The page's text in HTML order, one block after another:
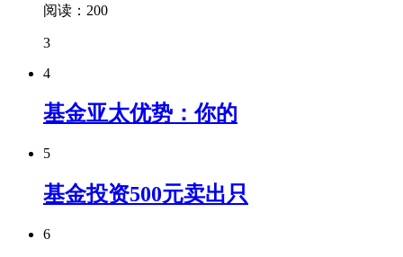
阅读：200
3
4
基金亚太优势：你的
5
基金投资500元卖出只
6